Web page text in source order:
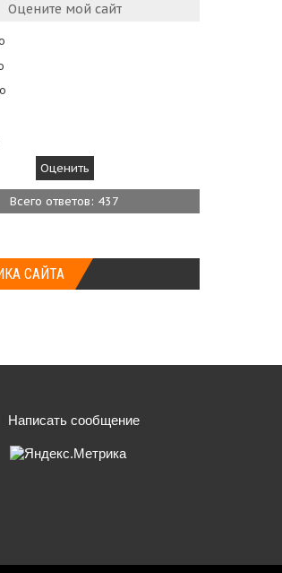
Оцените мой сайт
Всего ответов: 437
САЙТА
Написать сообщение